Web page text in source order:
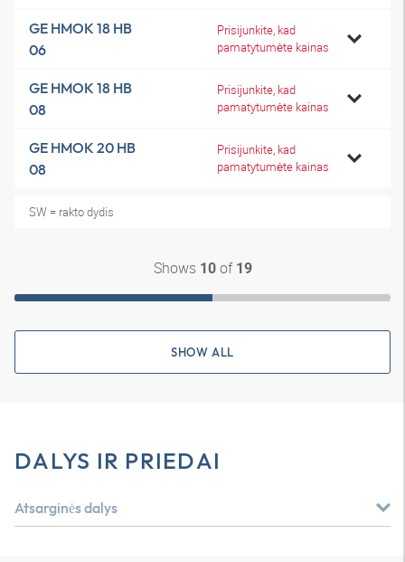
GE HMOK 18 HB
06
Prisijunkite, kad
pamatytumėte kainas
GE HMOK 18 HB
08
Prisijunkite, kad
pamatytumėte kainas
GE HMOK 20 HB
08
Prisijunkite, kad
pamatytumėte kainas
SW = rakto dydis
Shows 10of 19
SHOW ALL
DALYS IR PRIEDAI
Atsarginės dalys